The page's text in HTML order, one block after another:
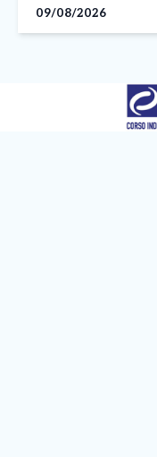
settant’anni la vita
diventando un punto
09/08/2026